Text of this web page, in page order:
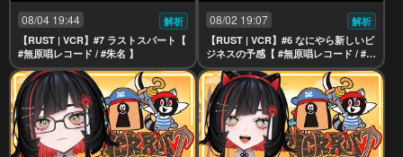
08/04 19:44
解析
【RUST | VCR】#7 ラストスパート【
#無原唱レコード / #朱名 】
08/02 19:07
解析
【RUST | VCR】#6 なにやら新しいビ
ジネスの予感【 #無原唱レコード / #朱
名 】